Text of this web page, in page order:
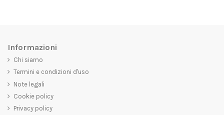
Informazioni
Chi siamo
Termini e condizioni d'uso
Note legali
Cookie policy
Privacy policy